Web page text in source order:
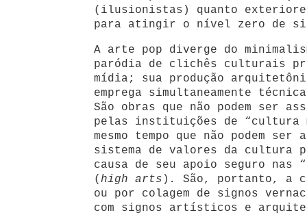
(ilusionistas) quanto
para atingir o nível zero de
A arte pop diverge do
paródia de clichês culturais
mídia; sua produção
emprega simultaneamente
São obras que não podem ser
pelas instituições de “cultura
mesmo tempo que não podem ser
sistema de valores da cultura
causa de seu apoio seguro nas
( high arts ) .
São, portanto, a
ou por colagem de signos
com signos artísticos e